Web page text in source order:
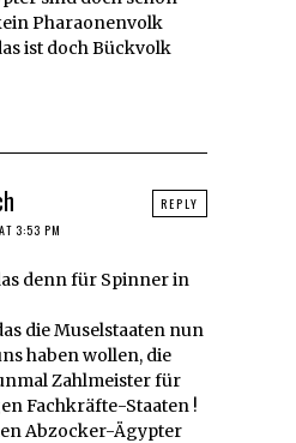
Pharaonenvolk
ist doch Bückvolk
3:53 PM
denn für Spinner in
die Muselstaaten nun
haben wollen, die
Zahlmeister für
Fachkräfte-Staaten !
Abzocker-Ägypter
REPLY